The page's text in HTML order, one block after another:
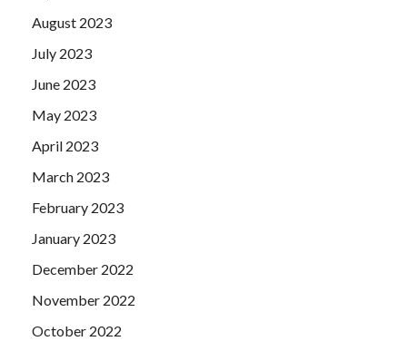
August 2023
July 2023
June 2023
May 2023
April 2023
March 2023
February 2023
January 2023
December 2022
November 2022
October 2022